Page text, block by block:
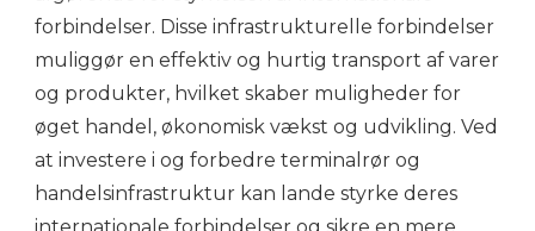
forbindelser. Disse infrastrukturelle forbindelser
muliggør en effektiv og hurtig transport af varer
og produkter, hvilket skaber muligheder for
øget handel, økonomisk vækst og udvikling. Ved
at investere i og forbedre terminalrør og
handelsinfrastruktur kan lande styrke deres
internationale forbindelser og sikre en mere